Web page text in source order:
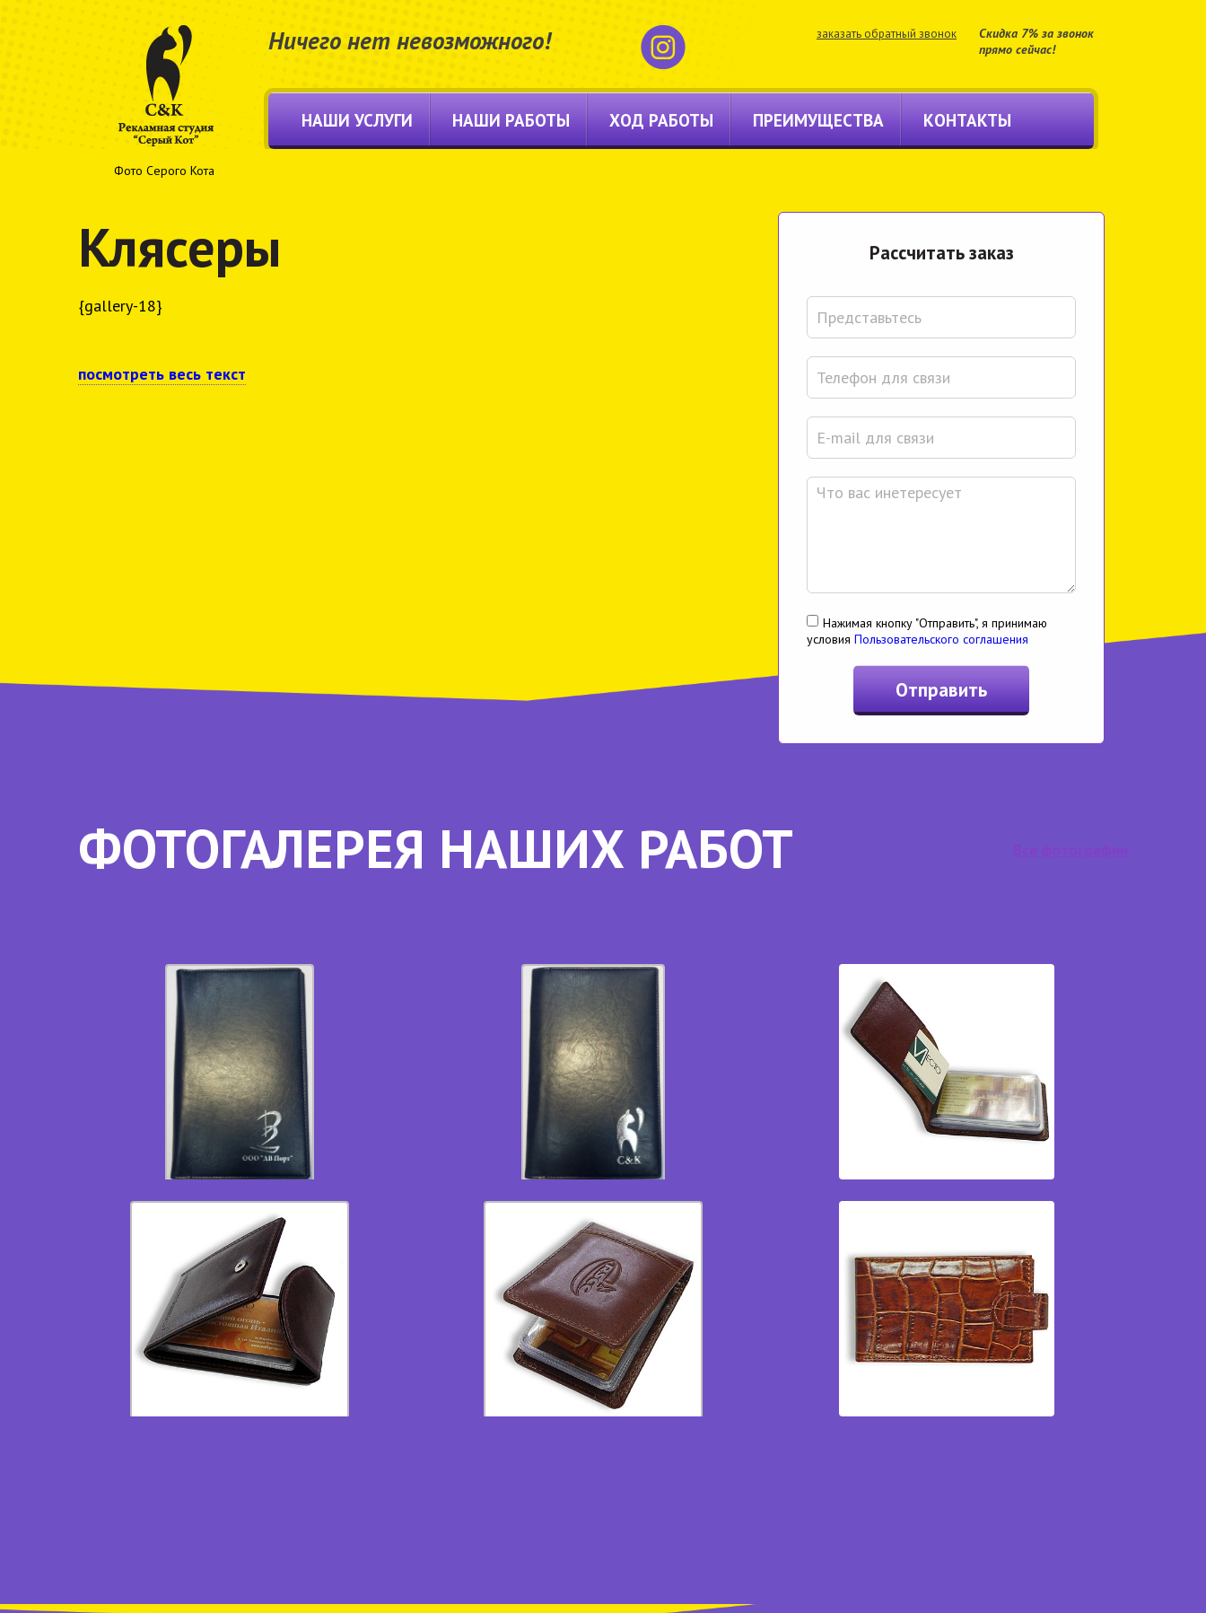
Ничего нет невозможного! заказать обратный звонок
Скидка 7% за звонок
прямо сейчас!
НАШИ УСЛУГИ НАШИ РАБОТЫ ХОД РАБОТЫ ПРЕИМУЩЕСТВА КОНТАКТЫ
Фото Серого Кота
Клясеры
{gallery-18}
посмотреть весь текст
Расcчитать заказ
Нажимая кнопку "Отправить", я принимаю
условия Пользовательского соглашения
ФОТОГАЛЕРЕЯ НАШИХ РАБОТ